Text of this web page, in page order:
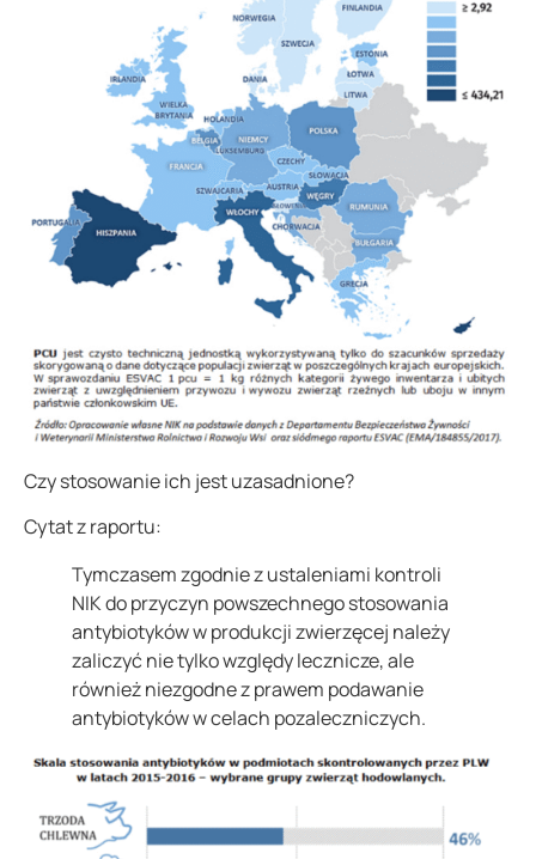
Czy stosowanie ich jest uzasadnione?
Cytat z raportu:
Tymczasem zgodnie z ustaleniami kontroli
NIK do przyczyn powszechnego stosowania
antybiotyków w produkcji zwierzęcej należy
zaliczyć nie tylko względy lecznicze, ale
również niezgodne z prawem podawanie
antybiotyków w celach pozaleczniczych.